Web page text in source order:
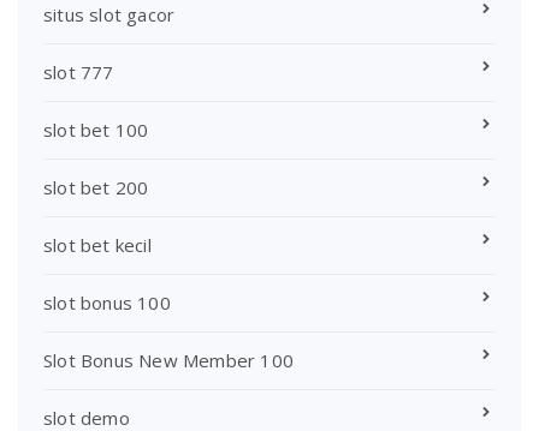
situs slot gacor
slot 777
slot bet 100
slot bet 200
slot bet kecil
slot bonus 100
Slot Bonus New Member 100
slot demo